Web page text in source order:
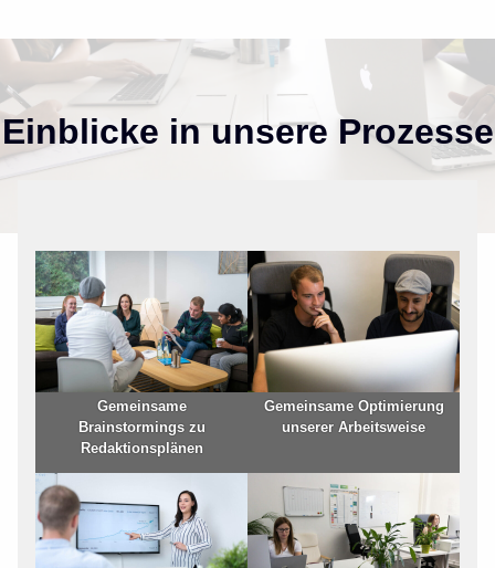
Einblicke in unsere Prozesse
Gemeinsame
Brainstormings zu
Redaktionsplänen
Gemeinsame Optimierung
unserer Arbeitsweise